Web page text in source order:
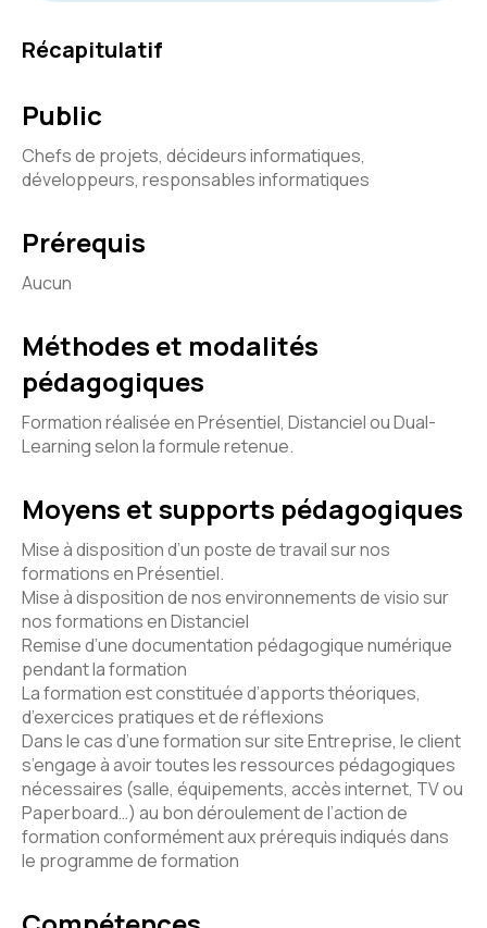
Récapitulatif
Public
Chefs de projets, décideurs informatiques,
développeurs, responsables informatiques
Prérequis
Aucun
Méthodes et modalités
pédagogiques
Formation réalisée en Présentiel, Distanciel ou Dual-
Learning selon la formule retenue.
Moyens et supports pédagogiques
Mise à disposition d’un poste de travail sur nos
formations en Présentiel.
Mise à disposition de nos environnements de visio sur
nos formations en Distanciel
Remise d’une documentation pédagogique numérique
pendant la formation
La formation est constituée d’apports théoriques,
d’exercices pratiques et de réflexions
Dans le cas d’une formation sur site Entreprise, le client
s’engage à avoir toutes les ressources pédagogiques
nécessaires (salle, équipements, accès internet, TV ou
Paperboard…) au bon déroulement de l’action de
formation conformément aux prérequis indiqués dans
le programme de formation